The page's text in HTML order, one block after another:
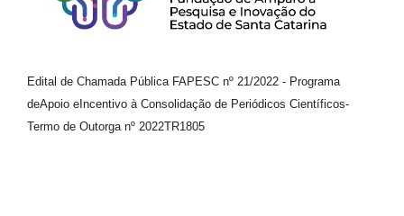
Edital de Chamada Pública FAPESC nº 21/2022 - Programa
deApoio e Incentivo à Consolidação de Periódicos Científicos-
Termo de Outorga nº 2022TR1805